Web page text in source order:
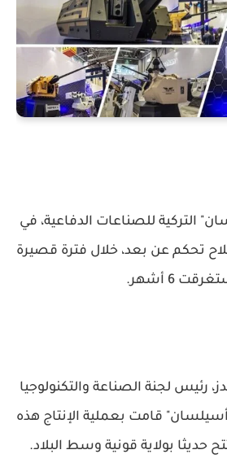
التركية للصناعات الدفاعية، في
سلاح تحكم عن بعد، خلال فترة قصيرة
6 أشهر.
رئيس لجنة الصناعة والتكنولوجيا
"أسيلسان" قامت بعملية الإنتاج هذه
حديثا بولاية قونية وسط البلاد.